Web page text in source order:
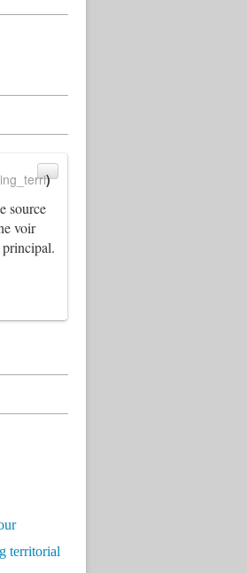
source
voir
principal.
)
territorial